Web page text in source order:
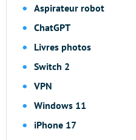
Aspirateur robot
ChatGPT
Livres photos
Switch 2
VPN
Windows 11
iPhone 17